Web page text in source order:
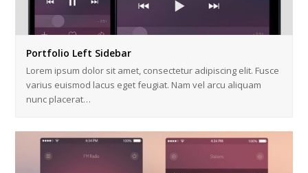
Portfolio Left Sidebar
Lorem ipsum dolor sit amet, consectetur adipiscing elit. Fusce
varius euismod lacus eget feugiat. Nam vel arcu aliquam
nunc placerat…